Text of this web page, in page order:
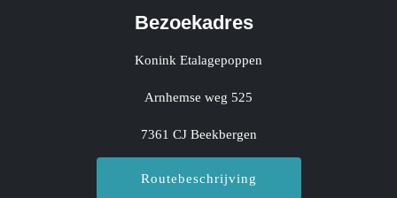
Bezoekadres
Konink Etalagepoppen
Arnhemse weg 525
7361 CJ Beekbergen
Routebeschrijving